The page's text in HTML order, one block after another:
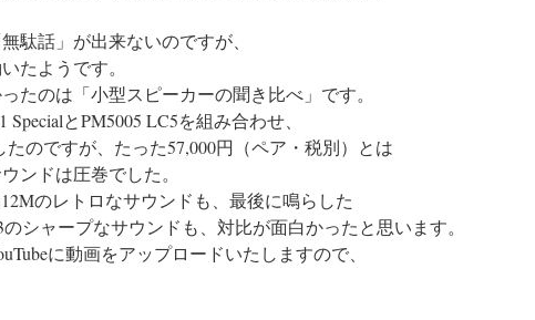
駄話」が出来ないのですが、
たようです。
たのは「小型スピーカーの聞き比べ」です。
とPM5005 LC5を組み合わせ、
のですが、たった57,000円（ペア・税別）とは
ンドは圧巻でした。
のレトロなサウンドも、最後に鳴らした
シャープなサウンドも、対比が面白かったと思います。
に動画をアップロードいたしますので、